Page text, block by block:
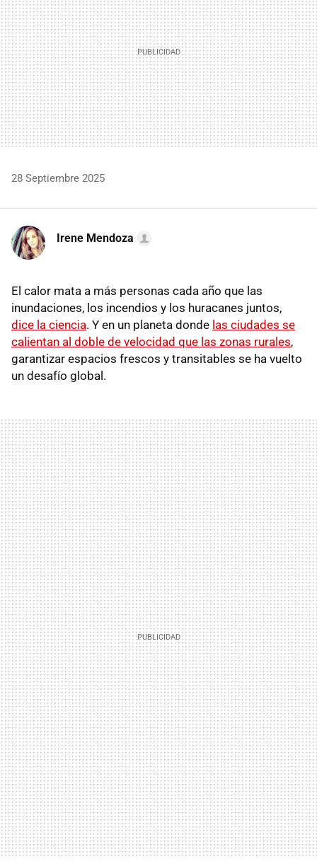
28 Septiembre 2025
Irene Mendoza
El calor mata a más personas cada año que las
inundaciones, los incendios y los huracanes juntos,
dice la ciencia. Y en un planeta donde las ciudades se
calientan al doble de velocidad que las zonas rurales,
garantizar espacios frescos y transitables se ha vuelto
un desafío global.